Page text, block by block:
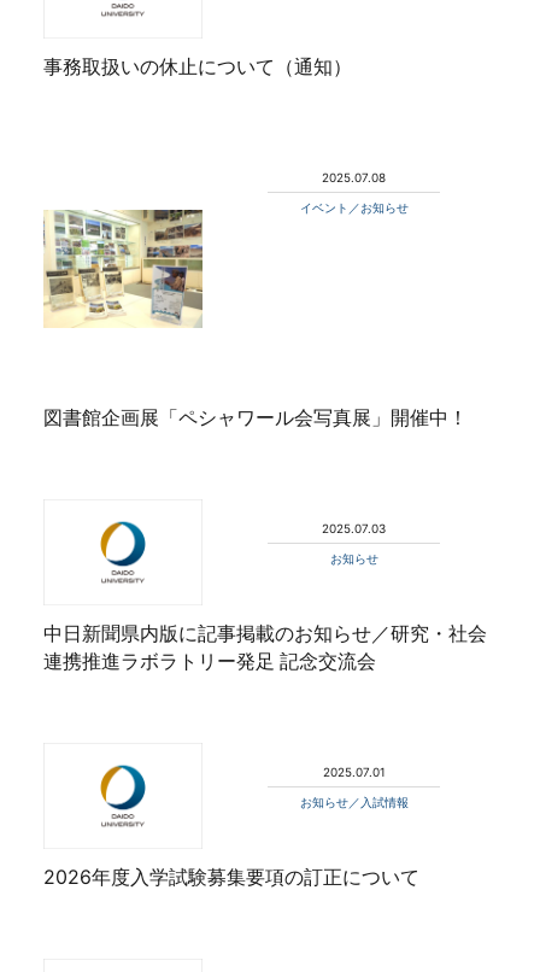
事務取扱いの休止について（通知）
2025.07.08
イベント／お知らせ
図書館企画展「ペシャワール会写真展」開催中！
2025.07.03
お知らせ
中日新聞県内版に記事掲載のお知らせ／研究・社会
連携推進ラボラトリー発足 記念交流会
2025.07.01
お知らせ／入試情報
2026年度入学試験募集要項の訂正について